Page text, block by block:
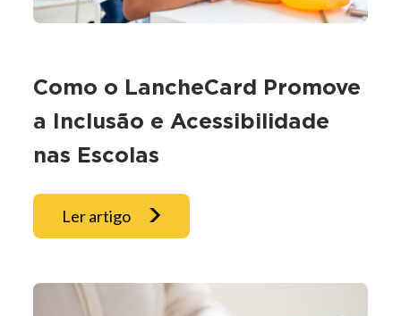
Como o LancheCard Promove
a Inclusão e Acessibilidade
nas Escolas
Ler artigo